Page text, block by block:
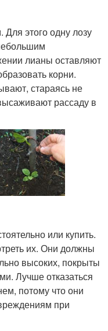
этого одну лозу
лианы оставляют
корни.
стараясь не
рассаду в
или купить.
их. Они должны
высоких, покрыты
Лучше отказаться
потому что они
при